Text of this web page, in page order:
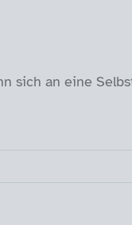
sich an eine